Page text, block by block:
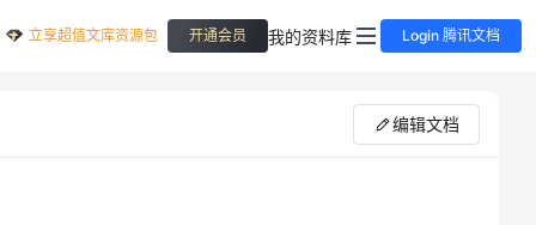
立享超值文库资源包 开通会员 我的资料库 Login 腾讯文档
编辑文档